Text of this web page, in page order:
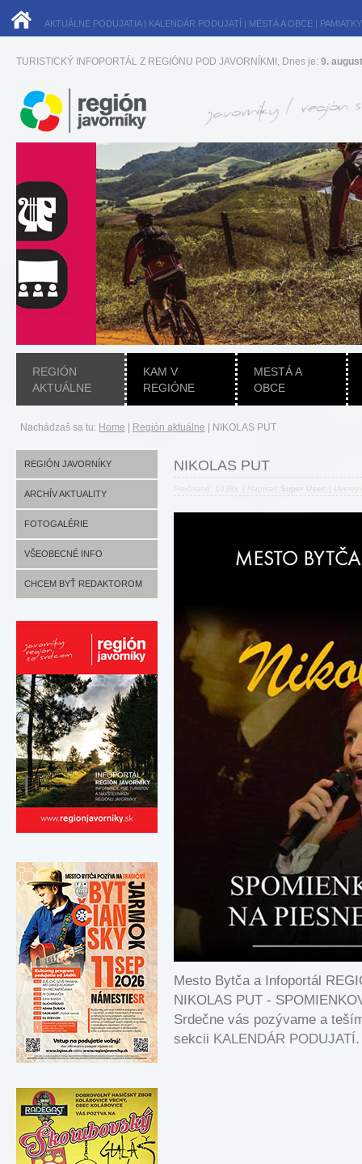
AKTUÁLNE PODUJATIA| KALENDÁR PODUJATÍ | MESTÁ A OBCE | PAMIATKY
TURISTICKÝ INFOPORTÁL Z REGIÓNU POD JAVORNÍKMI, Dnes je: 9.
REGIÓN
AKTUÁLNE
KAM V
REGIÓNE
MESTÁ A
OBCE
Nachádzaš sa tu: Home Región aktuálne NIKOLAS PUT
REGIÓN JAVORNÍKY
ARCHÍV AKTUALITY
FOTOGALÉRIE
VŠEOBECNÉ INFO
CHCEM BYŤ REDAKTOROM
NIKOLAS PUT
Prečítané: 1038x Napísal: Super User
Mesto Bytča a Infoportál
NIKOLAS PUT -
Srdečne vás pozývame a
sekcii KALENDÁR PODUJATÍ.